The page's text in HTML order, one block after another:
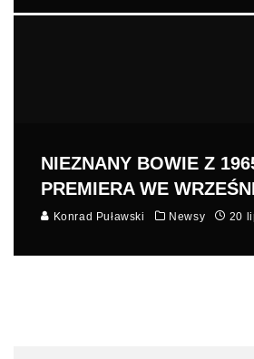
NIEZNANY BOWIE Z
PREMIERA WE
Konrad Puławski Newsy 20